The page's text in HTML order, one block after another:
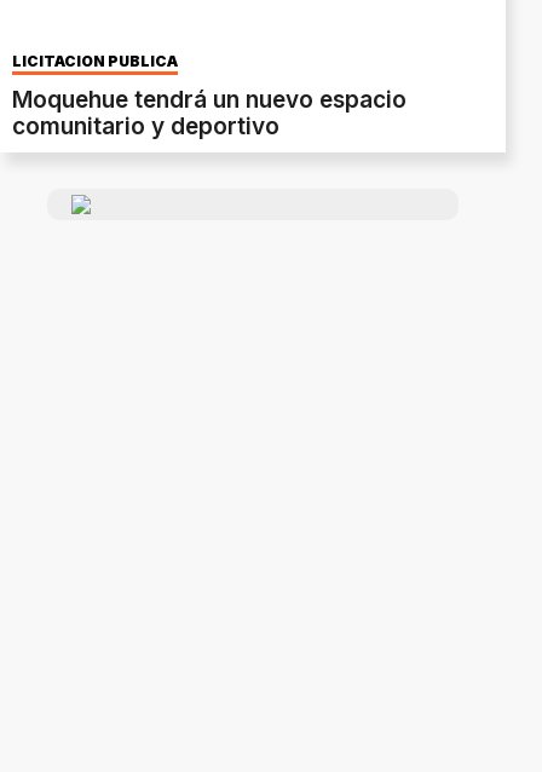
LICITACIÓN PÚBLICA
Moquehue tendrá un nuevo espacio
comunitario y deportivo